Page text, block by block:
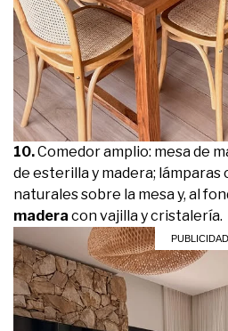
10.Comedor amplio: mesa de
de esterilla y madera;
naturales sobre la mesa y, al
madera con vajilla y cristalería.